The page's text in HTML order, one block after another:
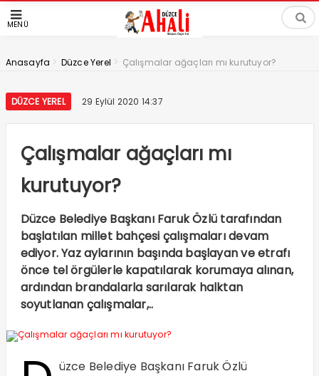
MENÜ
Anasayfa > Düzce Yerel > Çalışmalar ağaçları mı kurutuyor?
DÜZCE YEREL 29 Eylül 2020 14:37
Çalışmalar ağaçları mı
kurutuyor?
Düzce Belediye Başkanı Faruk Özlü tarafından
başlatılan millet bahçesi çalışmaları devam
ediyor. Yaz aylarının başında başlayan ve etrafı
önce tel örgülerle kapatılarak korumaya alınan,
ardından brandalarla sarılarak halktan
soyutlanan çalışmalar,..
üzce Belediye Başkanı Faruk Özlü